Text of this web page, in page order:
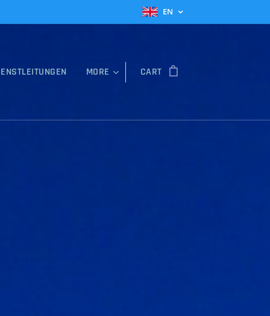
EN
MORE CART